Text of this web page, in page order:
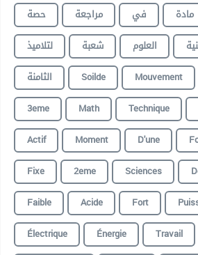
حصة مراجعة في مادة
لتلاميذ
شعبة العلوم
الثامنة
Soilde Mouvement
3eme
Math Technique
Actif
Moment D'une
Fixe
2eme Sciences
Faible
Acide Fort
Électrique
Énergie Travail